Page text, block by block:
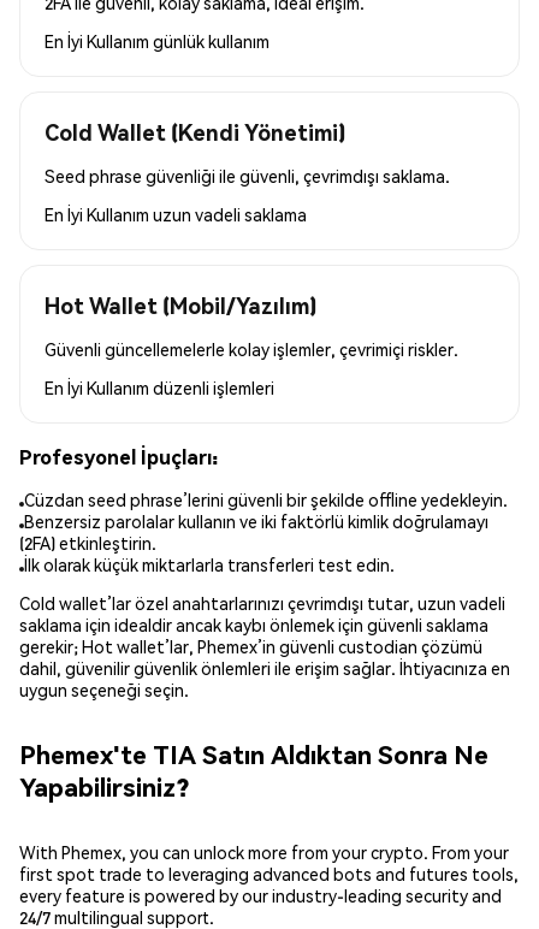
En İyi Kullanım günlük kullanım
Cold Wallet (Kendi Yönetimi)
Seed phrase güvenliği ile güvenli, çevrimdışı saklama.
En İyi Kullanım uzun vadeli saklama
Hot Wallet (Mobil/Yazılım)
Güvenli güncellemelerle kolay işlemler, çevrimiçi riskler.
En İyi Kullanım düzenli işlemleri
Profesyonel İpuçları:
Cüzdan seed phrase’lerini güvenli bir şekilde offline yedekleyin.
Benzersiz parolalar kullanın ve iki faktörlü kimlik doğrulamayı
(2FA) etkinleştirin.
İlk olarak küçük miktarlarla transferleri test edin.
Cold wallet’lar özel anahtarlarınızı çevrimdışı tutar, uzun vadeli
saklama için idealdir ancak kaybı önlemek için güvenli saklama
gerekir; Hot wallet’lar, Phemex’in güvenli custodian çözümü
dahil, güvenilir güvenlik önlemleri ile erişim sağlar. İhtiyacınıza en
uygun seçeneği seçin.
Phemex'te TIA Satın Aldıktan Sonra Ne
Yapabilirsiniz?
With Phemex, you can unlock more from your crypto. From your
first spot trade to leveraging advanced bots and futures tools,
every feature is powered by our industry-leading security and
24/7 multilingual support.